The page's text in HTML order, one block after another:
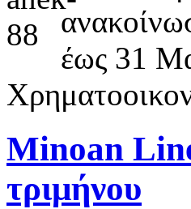
έως 31
Minoan
τριμήνου